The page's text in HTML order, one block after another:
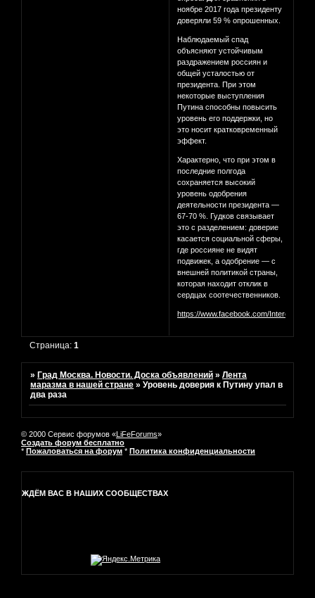
ноябре 2017 года президенту
доверяли 59 % опрошенных.
Наблюдаемый спад
объясняют устойчивым
раздражением россиян и
общей усталостью от
президента. При этом
некоторые выступления
Путина способны повысить
уровень его поддержки, но
это носит кратковременный
эффект.
Характерно, что при этом в
последние полгода
сохраняется высокий
уровень одобрения
деятельности президента —
67-70 %. Гудков связывает
это с разделением: доверие
касается социальной сферы,
где россияне не видят
подвижек, а одобрение — с
внешней политикой страны,
которая находит отклик в
сердцах соотечественников.
https://www.facebook.com/
Страница:1
»Град Москва. Новости. Доска объявлений »Лента
маразма в нашей стране »Уровень доверия к Путину упал в
два раза
© 2000 Сервис форумов «LiFeForums»
Создать форум бесплатно
* Пожаловаться на форум * Политика конфиденциальности
ЖДЁМ ВАС В НАШИХ СООБЩЕСТВАХ